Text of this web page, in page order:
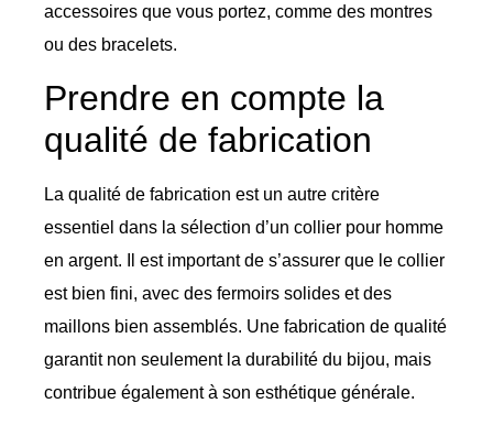
accessoires que vous portez, comme des montres
ou des bracelets.
Prendre en compte la
qualité de fabrication
La qualité de fabrication est un autre critère
essentiel dans la sélection d’un collier pour homme
en argent. Il est important de s’assurer que le collier
est bien fini, avec des fermoirs solides et des
maillons bien assemblés. Une fabrication de qualité
garantit non seulement la durabilité du bijou, mais
contribue également à son esthétique générale.